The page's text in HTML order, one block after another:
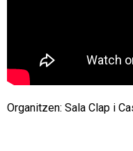
Organitzen: Sala Clap i